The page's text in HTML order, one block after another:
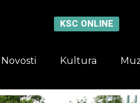
KSC ONLINE
Novosti Kultura